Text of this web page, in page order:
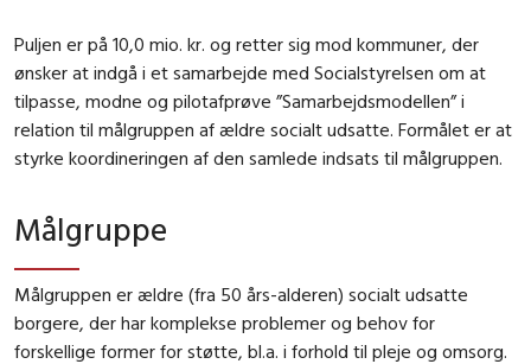
Puljen er på 10,0 mio. kr. og retter sig mod kommuner, der
ønsker at indgå i et samarbejde med Socialstyrelsen om at
tilpasse, modne og pilotafprøve ”Samarbejdsmodellen” i
relation til målgruppen af ældre socialt udsatte. Formålet er at
styrke koordineringen af den samlede indsats til målgruppen.
Målgruppe
Målgruppen er ældre (fra 50 års-alderen) socialt udsatte
borgere, der har komplekse problemer og behov for
forskellige former for støtte, bl.a. i forhold til pleje og omsorg.